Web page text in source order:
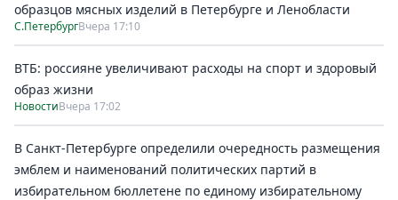
образцов мясных изделий в Петербурге и Ленобласти
С.ПетербургВчера 17:10
ВТБ: россияне увеличивают расходы на спорт и здоровый
образ жизни
НовостиВчера 17:02
В Санкт-Петербурге определили очередность размещения
эмблем и наименований политических партий в
избирательном бюллетене по единому избирательному